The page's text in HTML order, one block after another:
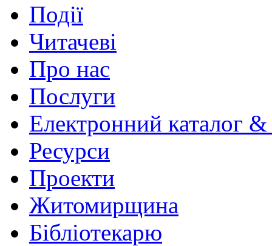
Події
Читачеві
Про нас
Послуги
Електронний каталог
Ресурси
Проекти
Житомирщина
Бібліотекарю